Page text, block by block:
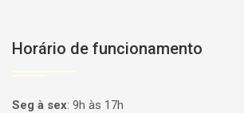
Horário de funcionamento
Seg à sex: 9h às 17h